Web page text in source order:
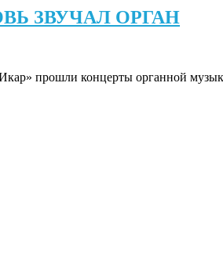
ЗВУЧАЛ ОРГАН
прошли концерты органной